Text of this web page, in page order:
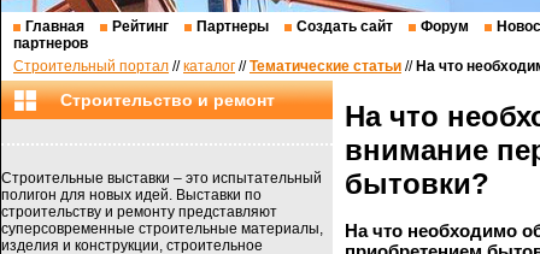
Главная Рейтинг Партнеры Создать сайт Форум
партнеров
Строительный портал //каталог //Тематические статьи // На что
Строительство и ремонт
Строительные выставки – это испытательный
полигон для новых идей. Выставки по
строительству и ремонту представляют
суперсовременные строительные материалы,
изделия и конструкции, строительное
На что
внимание
бытовки?
На что необходимо